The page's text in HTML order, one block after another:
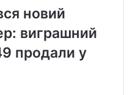
новий
виграшний
продали у